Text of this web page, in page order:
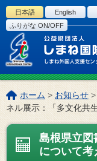
このページの本文へ
日本語 English
ふりがな ON/OFF
こ
の
ペ
ホーム > お知らせ >
ネル展示：「多文化共
島根県立図
について考